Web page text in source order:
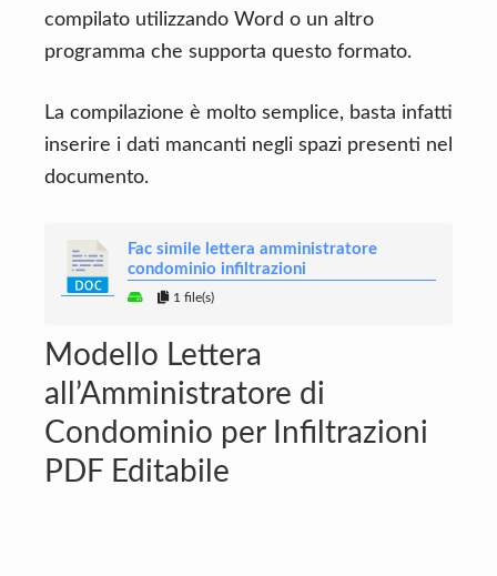
compilato utilizzando Word o un altro
programma che supporta questo formato.
La compilazione è molto semplice, basta infatti
inserire i dati mancanti negli spazi presenti nel
documento.
Fac simile lettera amministratore
condominio infiltrazioni
1 file(s)
Modello Lettera
all’Amministratore di
Condominio per Infiltrazioni
PDF Editabile